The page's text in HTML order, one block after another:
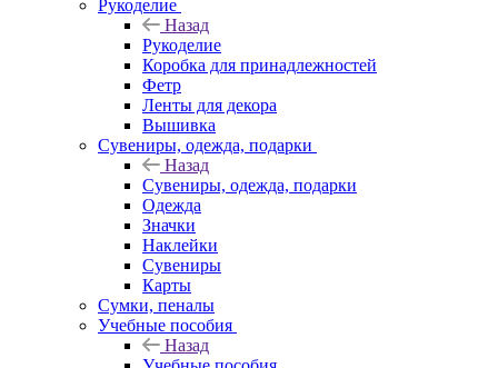
Рукоделие
Назад
Рукоделие
Коробка для принадлежностей
Фетр
Ленты для декора
Вышивка
Сувениры, одежда, подарки
Назад
Сувениры, одежда, подарки
Одежда
Значки
Наклейки
Сувениры
Карты
Сумки, пеналы
Учебные пособия
Назад